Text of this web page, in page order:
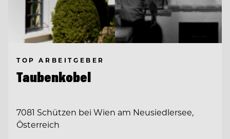
TOP ARBEITGEBER
Taubenkobel
7081 Schützen bei Wien am Neusiedlersee,
Österreich